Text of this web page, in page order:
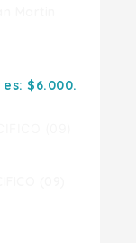
$6.000.